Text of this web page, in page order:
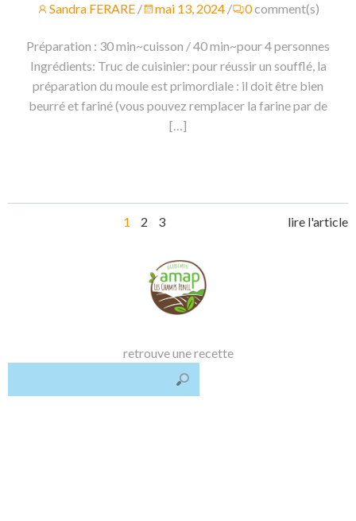
Sandra FERARE / mai 13, 2024 / 0comment(s)
Préparation : 30 min~cuisson / 40 min~pour 4 personnes
Ingrédients: Truc de cuisinier: pour réussir un soufflé, la
préparation du moule est primordiale : il doit être bien
beurré et fariné (vous pouvez remplacer la farine par de
[…]
navigation
Page
1 Page
2 Page
3 lire l'article
retrouve une recette